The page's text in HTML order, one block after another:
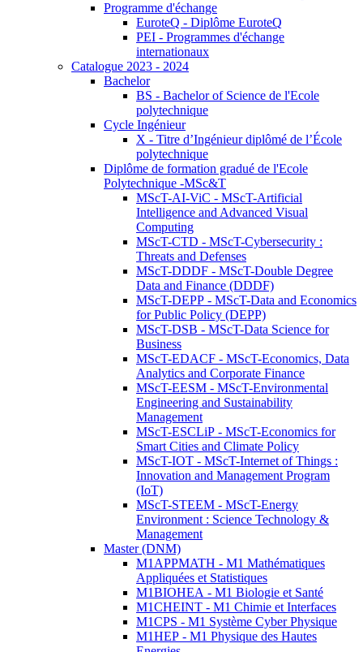
Programme d'échange
EuroteQ - Diplôme EuroteQ
PEI - Programmes d'échange
internationaux
Catalogue 2023 - 2024
Bachelor
BS - Bachelor of Science de l'Ecole
polytechnique
Cycle Ingénieur
X - Titre d’Ingénieur diplômé de l’École
polytechnique
Diplôme de formation gradué de l'Ecole
Polytechnique -MSc&T
MScT-AI-ViC - MScT-Artificial
Intelligence and Advanced Visual
Computing
MScT-CTD - MScT-Cybersecurity :
Threats and Defenses
MScT-DDDF - MScT-Double Degree
Data and Finance (DDDF)
MScT-DEPP - MScT-Data and Economics
for Public Policy (DEPP)
MScT-DSB - MScT-Data Science for
Business
MScT-EDACF - MScT-Economics, Data
Analytics and Corporate Finance
MScT-EESM - MScT-Environmental
Engineering and Sustainability
Management
MScT-ESCLiP - MScT-Economics for
Smart Cities and Climate Policy
MScT-IOT - MScT-Internet of Things :
Innovation and Management Program
(IoT)
MScT-STEEM - MScT-Energy
Environment : Science Technology &
Management
Master (DNM)
M1APPMATH - M1 Mathématiques
Appliquées et Statistiques
M1BIOHEA - M1 Biologie et Santé
M1CHEINT - M1 Chimie et Interfaces
M1CPS - M1 Système Cyber Physique
M1HEP - M1 Physique des Hautes